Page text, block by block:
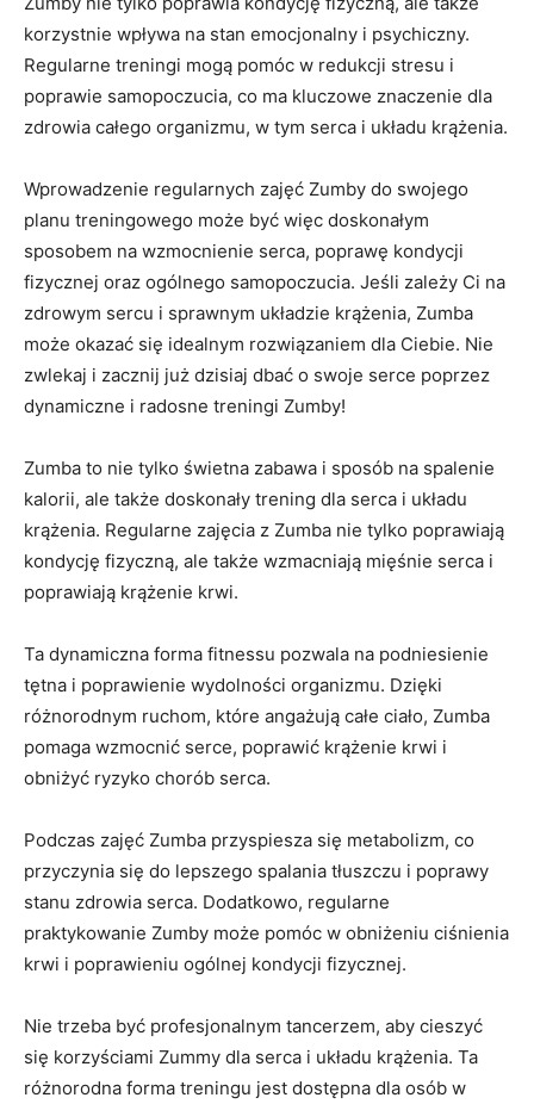
korzystnie wpływa na stan emocjonalny i psychiczny.
Regularne treningi mogą pomóc w redukcji stresu i
poprawie samopoczucia, co ma kluczowe znaczenie dla
zdrowia całego organizmu, w tym serca i układu krążenia.
Wprowadzenie regularnych zajęć Zumby do swojego
planu treningowego może być więc doskonałym
sposobem na wzmocnienie serca, poprawę kondycji
fizycznej oraz ogólnego samopoczucia. Jeśli zależy Ci na
zdrowym sercu i sprawnym układzie krążenia, Zumba
może okazać się idealnym rozwiązaniem dla Ciebie. Nie
zwlekaj i zacznij już dzisiaj dbać o swoje serce poprzez
dynamiczne i radosne treningi Zumby!
Zumba to nie tylko świetna zabawa i sposób na spalenie
kalorii, ale także doskonały trening dla serca i układu
krążenia. Regularne zajęcia z Zumba nie tylko poprawiają
kondycję fizyczną, ale także wzmacniają mięśnie serca i
poprawiają krążenie krwi.
Ta dynamiczna forma fitnessu pozwala na podniesienie
tętna i poprawienie wydolności organizmu. Dzięki
różnorodnym ruchom, które angażują całe ciało, Zumba
pomaga wzmocnić serce, poprawić krążenie krwi i
obniżyć ryzyko chorób serca.
Podczas zajęć Zumba przyspiesza się metabolizm, co
przyczynia się do lepszego spalania tłuszczu i poprawy
stanu zdrowia serca. Dodatkowo, regularne
praktykowanie Zumby może pomóc w obniżeniu ciśnienia
krwi i poprawieniu ogólnej kondycji fizycznej.
Nie trzeba być profesjonalnym tancerzem, aby cieszyć
się korzyściami Zummy dla serca i układu krążenia. Ta
różnorodna forma treningu jest dostępna dla osób w